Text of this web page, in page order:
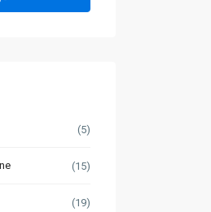
(5)
(15)
(19)